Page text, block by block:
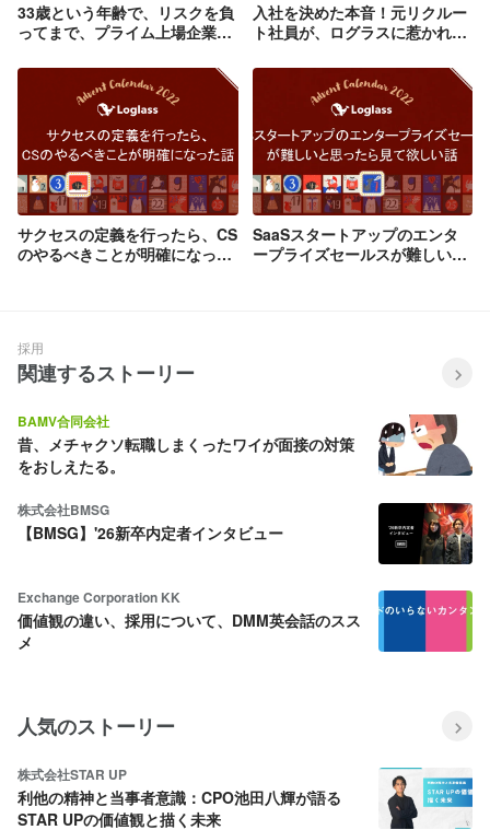
33歳という年齢で、リスクを負
ってまで、プライム上場企業
企業に転職した理由とは
入社を決めた本音！元リクルー
ト社員が、ログラスに惹かれて
サクセスの定義を行ったら、CS
のやるべきことが明確になった
SaaSスタートアップのエンタ
ープライズセールスが難しいと
採用
関連するストーリー
BAMV合同会社
昔、メチャクソ転職しまくったワイが面接の対策
をおしえたる。
株式会社BMSG
【BMSG】'26新卒内定者インタビュー
Exchange Corporation KK
価値観の違い、採用について、DMM英会話のスス
メ
人気のストーリー
株式会社STAR UP
利他の精神と当事者意識：CPO池田八輝が語る
STAR UPの価値観と描く未来